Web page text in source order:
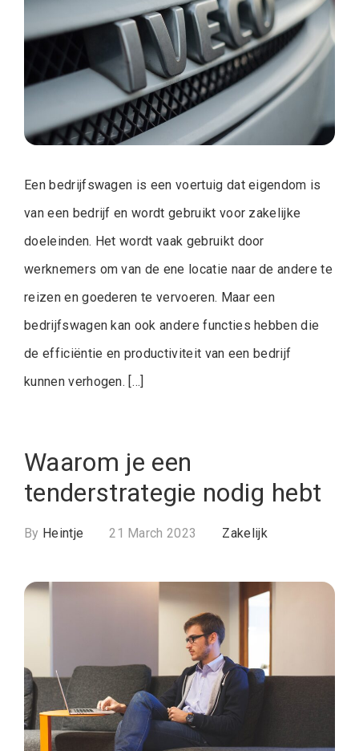
Een bedrijfswagen is een voertuig dat eigendom is
van een bedrijf en wordt gebruikt voor zakelijke
doeleinden. Het wordt vaak gebruikt door
werknemers om van de ene locatie naar de andere te
reizen en goederen te vervoeren. Maar een
bedrijfswagen kan ook andere functies hebben die
de efficiëntie en productiviteit van een bedrijf
kunnen verhogen. […]
Waarom je een
tenderstrategie nodig hebt
By Heintje 21 March 2023 Zakelijk